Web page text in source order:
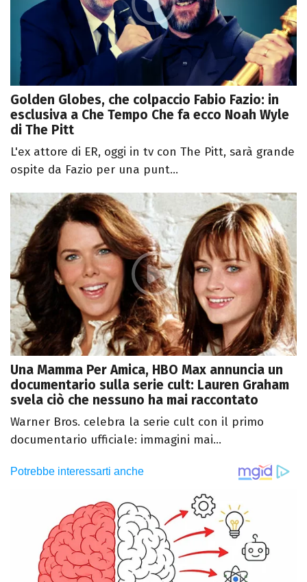
Golden Globes, che colpaccio Fabio Fazio: in
esclusiva a Che Tempo Che fa ecco Noah Wyle
di The Pitt
L'ex attore di ER, oggi in tv con The Pitt, sarà grande
ospite da Fazio per una punt...
Una Mamma Per Amica, HBO Max annuncia un
documentario sulla serie cult: Lauren Graham
svela ciò che nessuno ha mai raccontato
Warner Bros. celebra la serie cult con il primo
documentario ufficiale: immagini mai...